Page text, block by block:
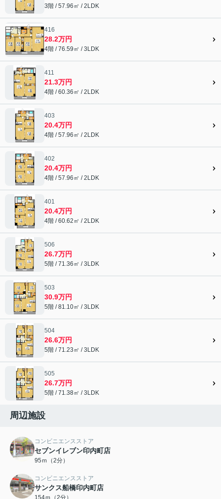
3階 / 57.96㎡ / 2LDK
416
28.2万円
4階 / 76.59㎡ / 3LDK
411
21.3万円
4階 / 60.36㎡ / 2LDK
403
20.4万円
4階 / 57.96㎡ / 2LDK
402
20.4万円
4階 / 57.96㎡ / 2LDK
401
20.4万円
4階 / 60.62㎡ / 2LDK
506
26.7万円
5階 / 71.36㎡ / 3LDK
503
30.9万円
5階 / 81.10㎡ / 3LDK
504
26.6万円
5階 / 71.23㎡ / 3LDK
505
26.7万円
5階 / 71.38㎡ / 3LDK
周辺施設
コンビニエンスストア
セブンイレブン印内町店
95ｍ（2分）
コンビニエンスストア
サンクス船橋印内町店
154ｍ（2分）